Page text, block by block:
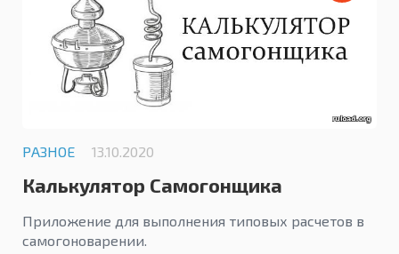
РАЗНОЕ 13.10.2020
Калькулятор Самогонщика
Приложение для выполнения типовых расчетов в
самогоноварении.